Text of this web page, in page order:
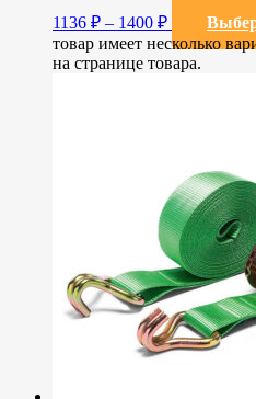
1136 ₽ – 1400 ₽
товар имеет несколько
на странице товара.